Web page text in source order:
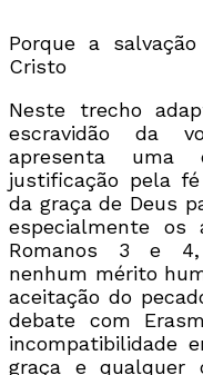
Porque a
Cristo
Neste trecho
escravidão da
apresenta uma
justificação pela
da graça de Deus
especialmente os
Romanos 3 e
nenhum mérito
aceitação do
debate com
incompatibilidade
graça e qualquer